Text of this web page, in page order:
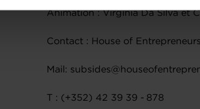
Charte d’usage des cookies et notre
Animation : Virginia Da Silva et
Contact : House of
Mail:
T : (+352) 42 39 39 - 878